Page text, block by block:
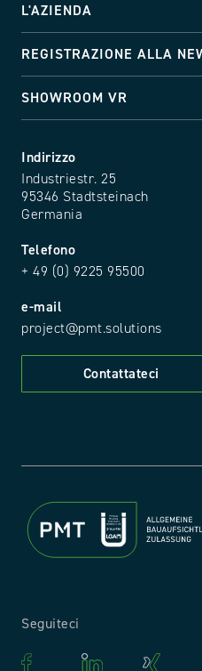
Indirizzo
Industriestr. 25
95346 Stadtsteinach
Germania
Telefono
+ 49 (0) 9225 95500
e-mail
project@pmt.solutions
Contattateci
L'AZIENDA
REGISTRAZIONE ALLA
SHOWROOM VR
Seguiteci